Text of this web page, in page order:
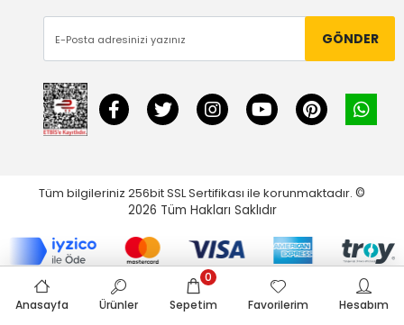
GÖNDER
Tüm bilgileriniz 256bit SSL Sertifikası ile korunmaktadır. ©
2026 Tüm Hakları Saklıdır
Anasayfa Ürünler Sepetim
0
Favorilerim
Hesabım